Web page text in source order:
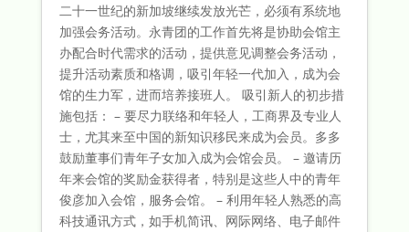
二十一世纪的新加坡继续发放光芒，必须有系统地
加强会务活动。永青团的工作首先将是协助会馆主
办配合时代需求的活动，提供意见调整会务活动，
提升活动素质和格调，吸引年轻一代加入，成为会
馆的生力军，进而培养接班人。 吸引新人的初步措
施包括： – 要尽力联络和年轻人，工商界及专业人
士，尤其来至中国的新知识移民来成为会员。多多
鼓励董事们青年子女加入成为会馆会员。 – 邀请历
年来会馆的奖励金获得者，特别是这些人中的青年
俊彦加入会馆，服务会馆。 – 利用年轻人熟悉的高
科技通讯方式，如手机简讯、网际网络、电子邮件